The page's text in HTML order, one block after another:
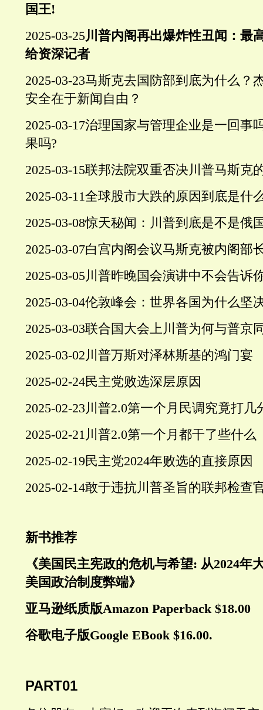
国王!
2025-03-25川普内阁再出爆炸性丑闻：最
给资深记者
2025-03-23马斯克去国防部到底为什么？
安全在于新闻自由？
2025-03-17治理国家与管理企业是一回事
果吗?
2025-03-15联邦法院双重否决川普马斯克
2025-03-11全球股市大跌的原因到底是什
2025-03-08惊天秘闻：川普到底是不是俄
2025-03-07白宫内阁会议马斯克被内阁部
2025-03-05川普昨晚国会演讲中不会告诉
2025-03-04伦敦峰会：世界各国为什么坚
2025-03-03联合国大会上川普为何与普京
2025-03-02川普万斯对泽林斯基的鸿门宴
2025-02-24民主党败选深层原因
2025-02-23川普2.0第一个月民调究竟打几
2025-02-21川普2.0第一个月都干了些什么
2025-02-19民主党2024年败选的直接原因
2025-02-14敢于违抗川普圣旨的联邦检查
新书推荐
《美国民主宪政的危机与希望: 从2024年
美国政治制度弊端》
亚马逊纸质版Amazon Paperback $18.00
谷歌电子版Google EBook $16.00.
PART01